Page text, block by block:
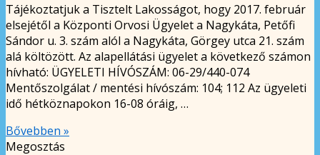
Tájékoztatjuk a Tisztelt Lakosságot, hogy 2017. február
elsejétől a Központi Orvosi Ügyelet a Nagykáta, Petőfi
Sándor u. 3. szám alól a Nagykáta, Görgey utca 21. szám
alá költözött. Az alapellátási ügyelet a következő számon
hívható: ÜGYELETI HÍVÓSZÁM: 06-29/440-074
Mentőszolgálat / mentési hívószám: 104; 112 Az ügyeleti
idő hétköznapokon 16-08 óráig, …
Bővebben »
Megosztás